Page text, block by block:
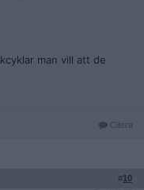
man vill att de
Citera
#10